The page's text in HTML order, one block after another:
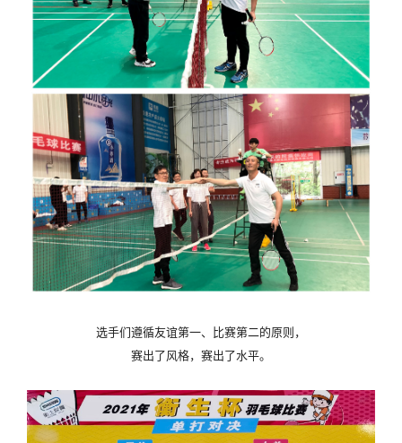
选手们遵循友谊第一、比赛第二的原则，
赛出了风格，赛出了水平。